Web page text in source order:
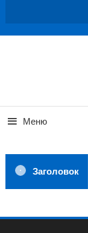
Меню
Заголовок